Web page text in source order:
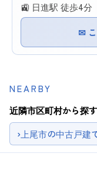
🚉 日進駅 徒歩4分
✉
NEARBY
近隣市区町村から探す
›上尾市の中古戸建